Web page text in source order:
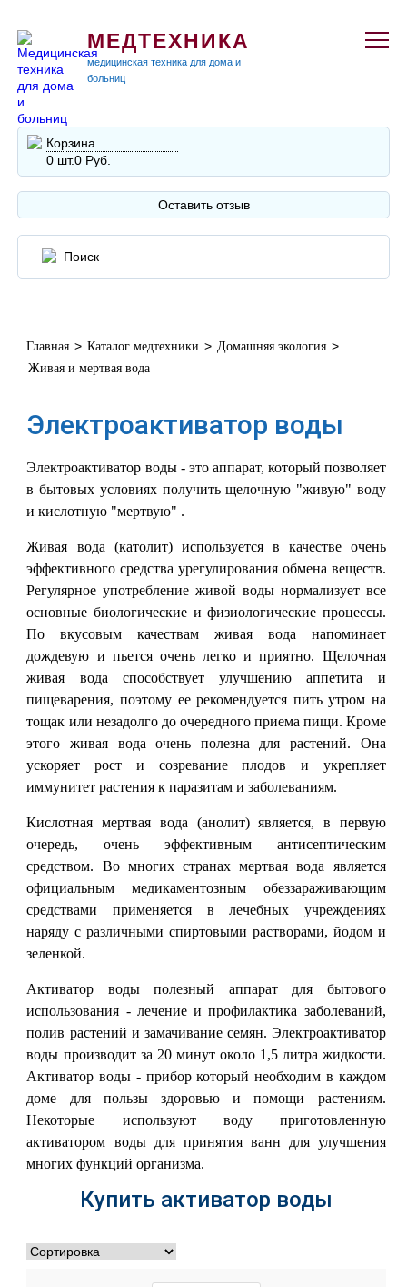
МЕДТЕХНИКА
медицинская техника для дома и
больниц
Корзина
0 шт.0 Руб.
Оставить отзыв
Главная > Каталог медтехники > Домашняя экология >
Живая и мертвая вода
Электроактиватор воды
Электроактиватор воды - это аппарат, который позволяет
в бытовых условиях получить щелочную "живую" воду
и кислотную "мертвую" .
Живая вода (католит) используется в качестве очень
эффективного средства урегулирования обмена веществ.
Регулярное употребление живой воды нормализует все
основные биологические и физиологические процессы.
По вкусовым качествам живая вода напоминает
дождевую и пьется очень легко и приятно. Щелочная
живая вода способствует улучшению аппетита и
пищеварения, поэтому ее рекомендуется пить утром на
тощак или незадолго до очередного приема пищи. Кроме
этого живая вода очень полезна для растений. Она
ускоряет рост и созревание плодов и укрепляет
иммунитет растения к паразитам и заболеваниям.
Кислотная мертвая вода (анолит) является, в первую
очередь, очень эффективным антисептическим
средством. Во многих странах мертвая вода является
официальным медикаментозным обеззараживающим
средствами применяется в лечебных учреждениях
наряду с различными спиртовыми растворами, йодом и
зеленкой.
Активатор воды полезный аппарат для бытового
использования - лечение и профилактика заболеваний,
полив растений и замачивание семян. Электроактиватор
воды производит за 20 минут около 1,5 литра жидкости.
Активатор воды - прибор который необходим в каждом
доме для пользы здоровью и помощи растениям.
Некоторые используют воду приготовленную
активатором воды для принятия ванн для улучшения
многих функций организма.
Купить активатор воды